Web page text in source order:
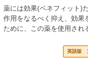
薬には効果(ベネフィット)
作用をなるべく抑え、効果
ために、この薬を使用され
英語版